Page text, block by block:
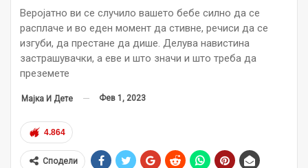
Веројатно ви се случило вашето бебе силно да се
расплаче и во еден момент да стивне, речиси да се
изгуби, да престане да дише. Делува навистина
застрашувачки, а еве и што значи и што треба да
преземете
Мајка И Дете Фев 1, 2023
4.864
Сподели